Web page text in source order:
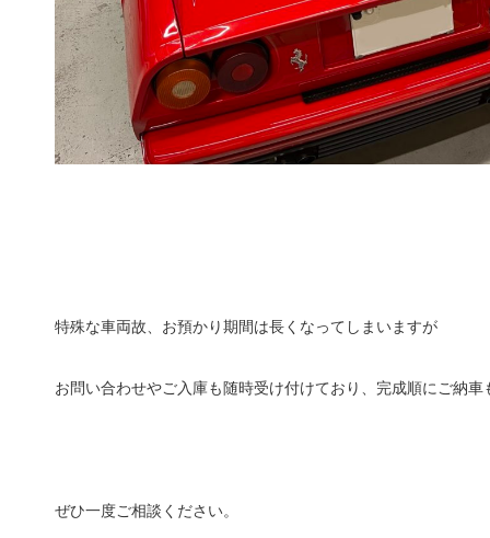
特殊な車両故、お預かり期間は長くなってしまいますが
お問い合わせやご入庫も随時受け付けており、完成順にご納
ぜひ一度ご相談ください。